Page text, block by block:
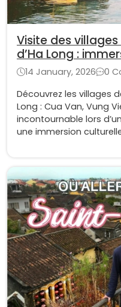
Visite des
d’Ha Long :
Vietnam
14 January, 2026
0
Découvrez les villages
Long : Cua Van, Vung
incontournable lors
une immersion